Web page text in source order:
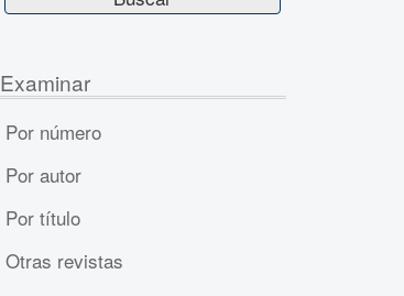
Examinar
Por número
Por autor
Por título
Otras revistas